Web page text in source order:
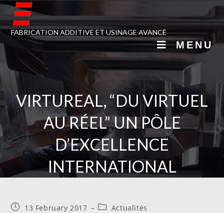
FABRICATION ADDITIVE ET USINAGE AVANCÉ
MENU
VIRTUREAL, “DU VIRTUEL
AU RÉEL” UN PÔLE
D’EXCELLENCE
INTERNATIONAL
13 February 2017 Actualités